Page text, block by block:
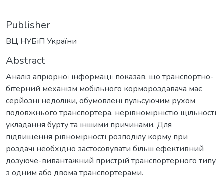
Publisher
ВЦ НУБіП України
Abstract
Аналіз апріорної інформації показав, що транспортно-
бітерний механізм мобільного кормороздавача має
серйозні недоліки, обумовлені пульсуючим рухом
подовжнього транспортера, нерівномірністю щільності
укладання бурту та іншими причинами. Для
підвищення рівномірності розподілу корму при
роздачі необхідно застосовувати більш ефективний
дозуюче-вивантажний пристрій транспортерного типу
з одним або двома транспортерами.